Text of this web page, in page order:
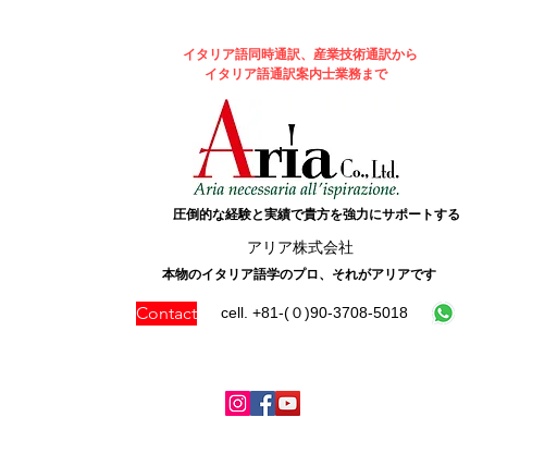
イタリア語同時通訳、産業技術通訳から
イタリア語通訳案内士業務まで
圧倒的な経験と実績で貴方を強力にサポートする
​アリア株式会社
本物のイタリア語学のプロ、それがアリアです
Contact cell. +81-(０)90-3708-5018